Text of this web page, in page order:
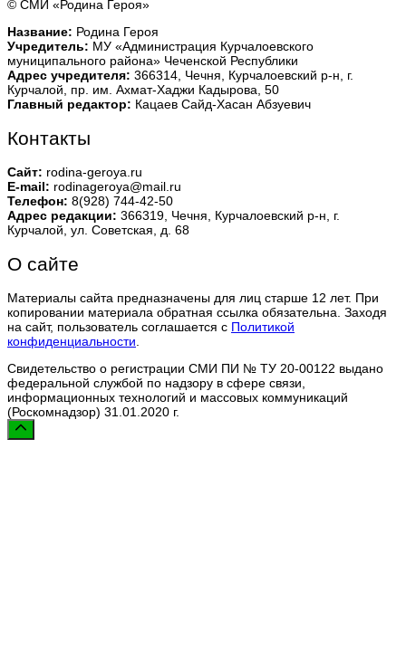
© СМИ «Родина Героя»
Название: Родина Героя
Учредитель: МУ «Администрация Курчалоевского
муниципального района» Чеченской Республики
Адрес учредителя: 366314, Чечня, Курчалоевский р-н, г.
Курчалой, пр. им. Ахмат-Хаджи Кадырова, 50
Главный редактор: Кацаев Сайд-Хасан Абзуевич
Контакты
Сайт: rodina-geroya.ru
E-mail: rodinageroya@mail.ru
Телефон: 8(928) 744-42-50
Адрес редакции: 366319, Чечня, Курчалоевский р-н, г.
Курчалой, ул. Советская, д. 68
О сайте
Материалы сайта предназначены для лиц старше 12 лет. При
копировании материала обратная ссылка обязательна. Заходя
на сайт, пользователь соглашается с Политикой
конфиденциальности